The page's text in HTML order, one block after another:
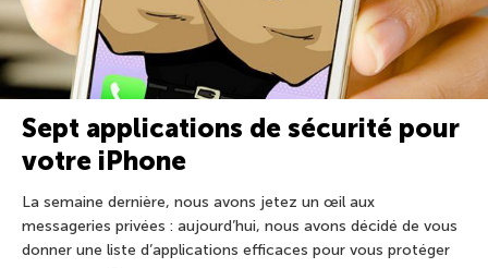
Sept applications de sécurité pour
votre iPhone
La semaine dernière, nous avons jetez un œil aux
messageries privées : aujourd’hui, nous avons décidé de vous
donner une liste d’applications efficaces pour vous protéger